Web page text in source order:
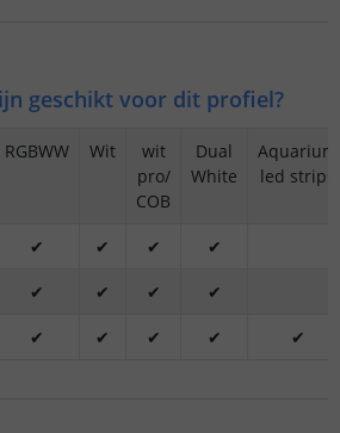
geschikt voor dit profiel?
RGBWW Wit
wit
pro/
COB
Dual
White
Aquarium
led strips
✔ ✔ ✔
✔
✔ ✔ ✔
✔
✔ ✔ ✔ ✔ ✔